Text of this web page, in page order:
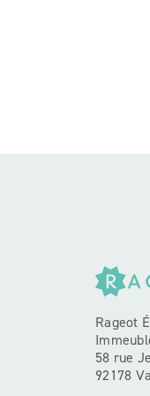
Rageot
58 rue
92178